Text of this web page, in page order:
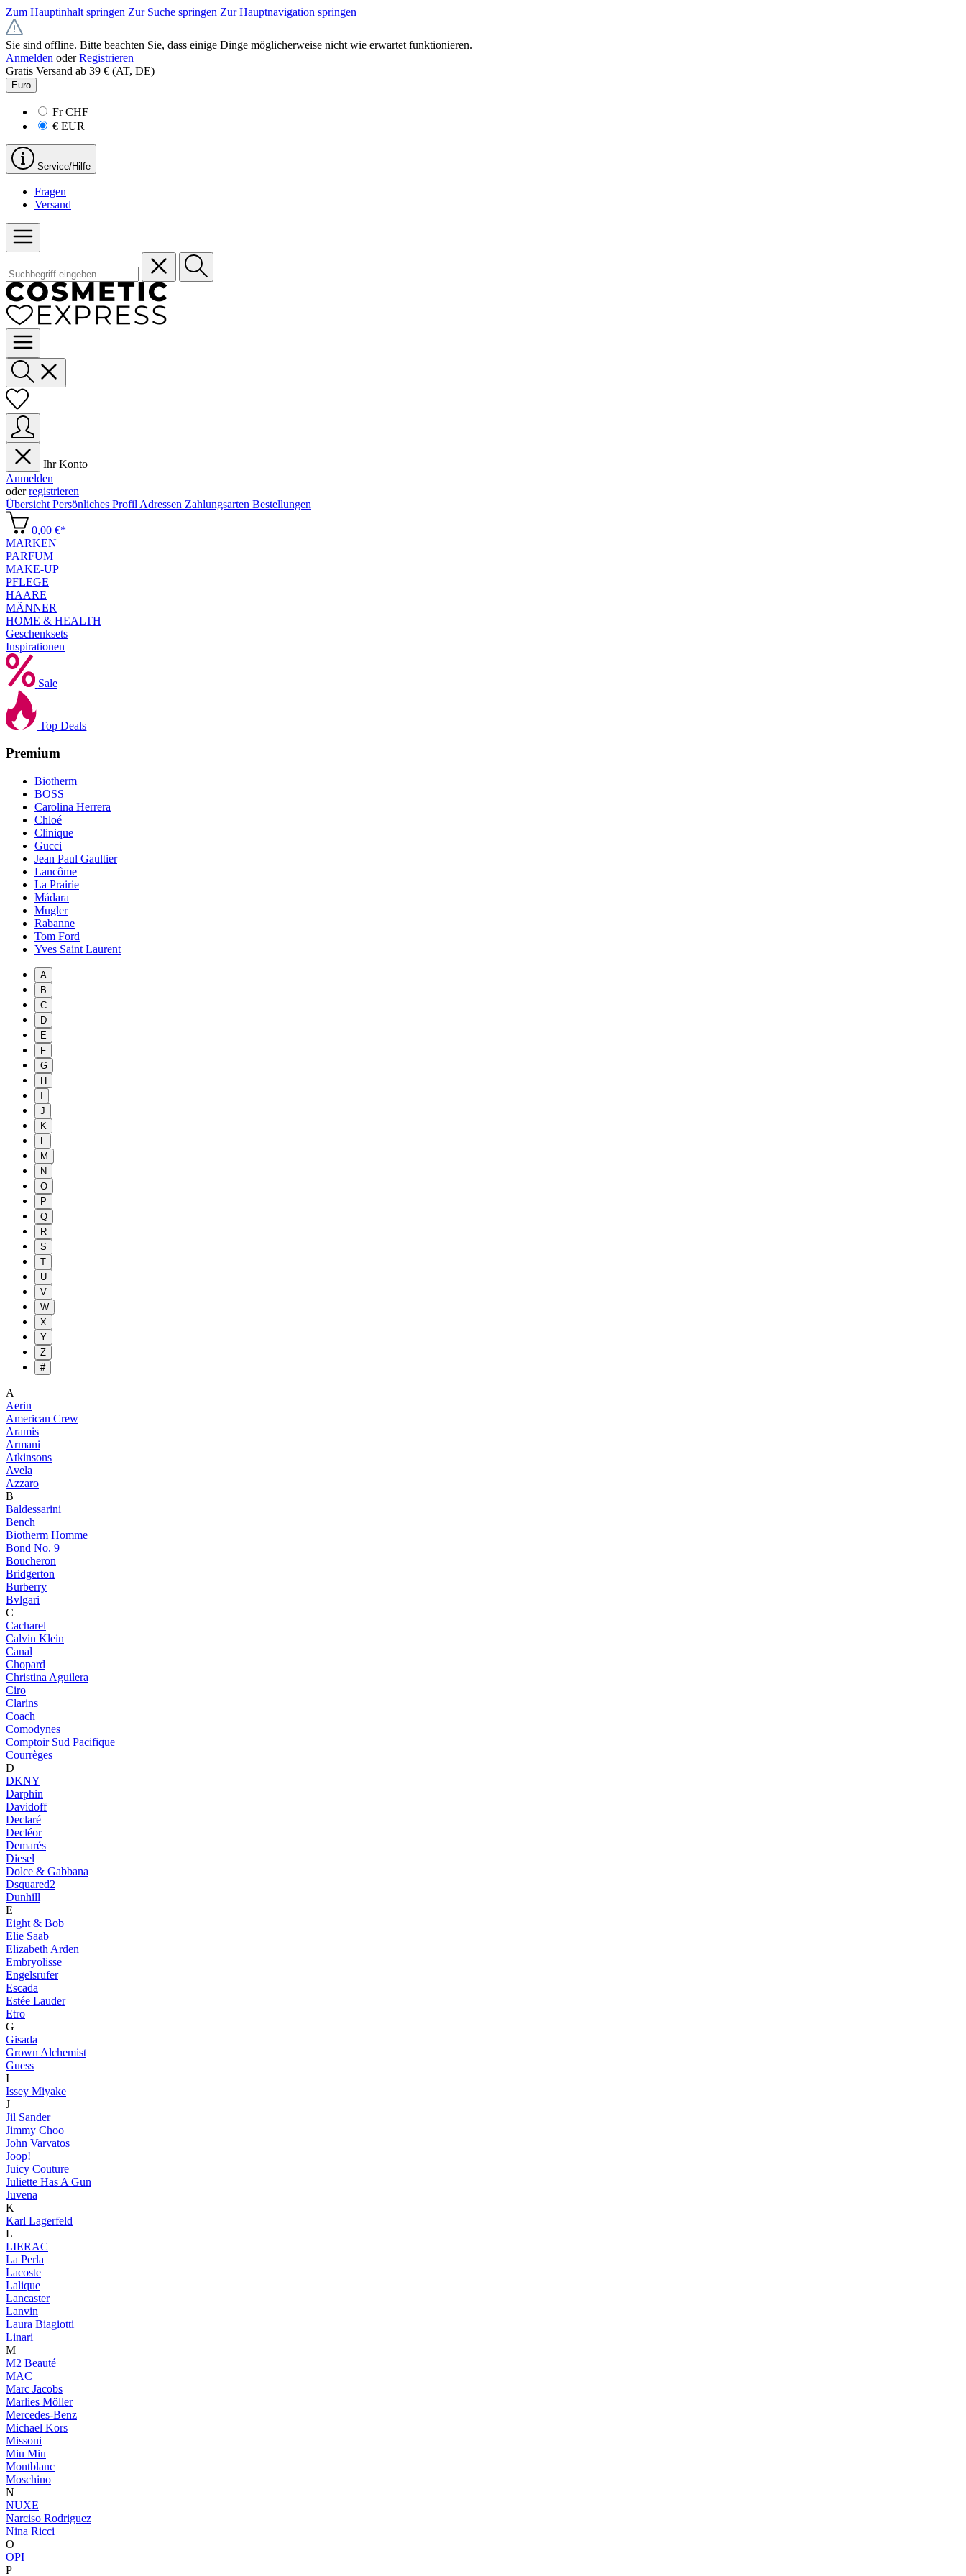
Zum Hauptinhalt springen Zur Suche springen Zur Hauptnavigation springen
Sie sind offline. Bitte beachten Sie, dass einige Dinge möglicherweise nicht wie erwartet funktionieren.
Anmelden oder Registrieren
Gratis Versand ab 39 € (AT, DE)
Euro
FrCHF
€ EUR
Service/Hilfe
Fragen
Versand
Ihr Konto
Anmelden
oderregistrieren
Übersicht Persönliches Profil Adressen Zahlungsarten Bestellungen
0,00 €*
MARKEN
PARFUM
MAKE-UP
PFLEGE
HAARE
MÄNNER
HOME & HEALTH
Geschenksets
Inspirationen
Sale
Top Deals
Premium
Biotherm
BOSS
Carolina Herrera
Chloé
Clinique
Gucci
Jean Paul Gaultier
Lancôme
La Prairie
Mádara
Mugler
Rabanne
Tom Ford
Yves Saint Laurent
A
B
C
D
E
F
G
H
J
K
L
M
N
O
P
Q
R
S
T
U
V
W
X
Y
Z
#
A
Aerin
American Crew
Aramis
Armani
Atkinsons
Avela
Azzaro
B
Baldessarini
Bench
Biotherm Homme
Bond No. 9
Boucheron
Bridgerton
Burberry
Bvlgari
C
Cacharel
Calvin Klein
Canal
Chopard
Christina Aguilera
Ciro
Clarins
Coach
Comodynes
Comptoir Sud Pacifique
Courrèges
D
DKNY
Darphin
Davidoff
Declaré
Decléor
Demarés
Diesel
Dolce & Gabbana
Dsquared2
Dunhill
E
Eight & Bob
Elie Saab
Elizabeth Arden
Embryolisse
Engelsrufer
Escada
Estée Lauder
Etro
G
Gisada
Grown Alchemist
Guess
I
Issey Miyake
J
Jil Sander
Jimmy Choo
John Varvatos
Joop!
Juicy Couture
Juliette Has A Gun
Juvena
K
Karl Lagerfeld
L
LIERAC
La Perla
Lacoste
Lalique
Lancaster
Lanvin
Laura Biagiotti
Linari
M
M2 Beauté
MAC
Marc Jacobs
Marlies Möller
Mercedes-Benz
Michael Kors
Missoni
Miu Miu
Montblanc
Moschino
N
NUXE
Narciso Rodriguez
Nina Ricci
O
OPI
P